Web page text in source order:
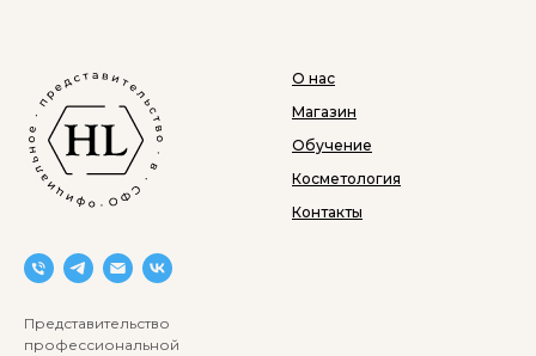
Представительство
профессиональной
О нас
Магазин
Обучение
Косметология
Контакты